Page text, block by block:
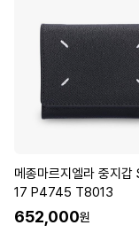
메종마르지엘라 중지
17 P4745 T8013
652,000원